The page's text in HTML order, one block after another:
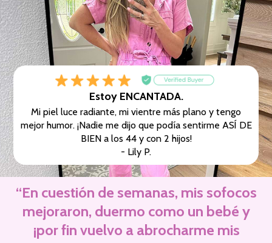
Estoy ENCANTADA.
Mi piel luce radiante, mi vientre más plano y tengo
mejor humor. ¡Nadie me dijo que podía sentirme ASÍ DE
BIEN a los 44 y con 2 hijos!
- Lily P.
“En cuestión de semanas, mis sofocos
mejoraron, duermo como un bebé y
¡por fin vuelvo a abrocharme mis